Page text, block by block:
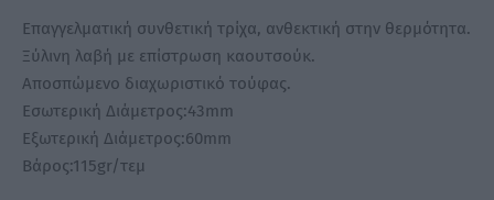
Επαγγελματική συνθετική τρίχα, ανθεκτική στην θερμότητα.
Ξύλινη λαβή με επίστρωση καουτσούκ.
Αποσπώμενο διαχωριστικό τούφας.
Εσωτερική Διάμετρος:43mm
Εξωτερική Διάμετρος:60mm
Βάρος:115gr/τεμ